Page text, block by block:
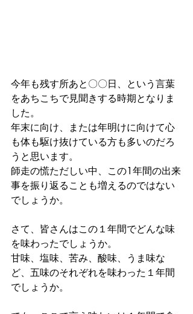
今年も残す所あと〇〇日、という言葉
をあちこちで見聞きする時期となりま
した。
年末に向け、または年明けに向けて心
も体も駆け抜けている方も多いのだろ
うと思います。
師走の慌ただしい中、この1年間の出来
事を振り返ることも増えるのではない
でしょうか。
さて、皆さんはこの１年間でどんな味
を味わったでしょうか。
甘味、塩味、苦み、酸味、うま味な
ど、五味のそれぞれを味わった１年間
でしょうか。